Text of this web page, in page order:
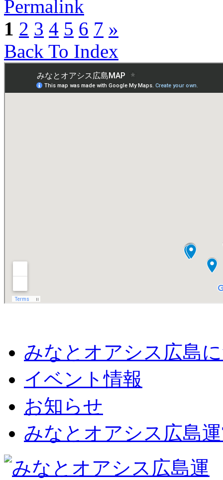
Permalink
1 2 3 4 5 6 7 »
Back To Index
みなとオアシス広島
イベント情報
お知らせ
みなとオアシス広島